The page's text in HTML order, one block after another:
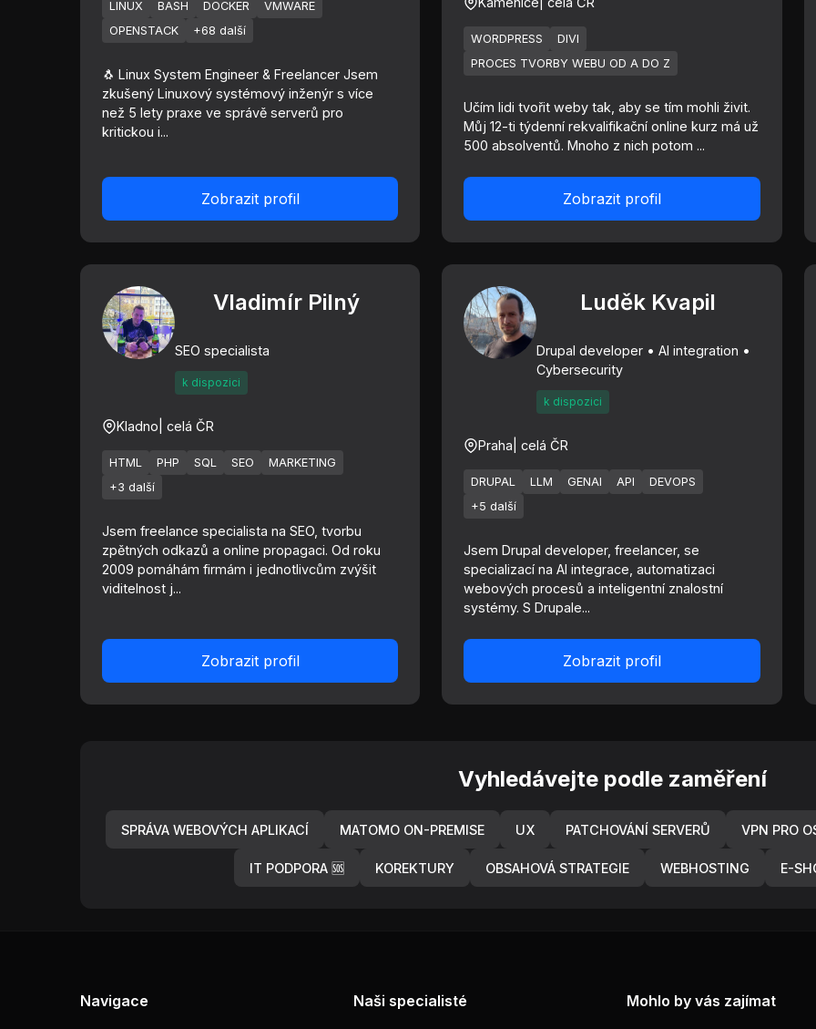
LINUX BASH DOCKER
VMWARE
OPENSTACK
+68 další
🐧 Linux System Engineer & Freelancer Jsem
zkušený Linuxový systémový inženýr s více
než 5 lety praxe ve správě serverů pro
kritickou i...
Zobrazit profil
WORDPRESS
DIVI
PROCES TVORBY WEBU OD A DO Z
Učím lidi tvořit weby tak, aby se tím mohli živit.
Můj 12-ti týdenní rekvalifikační online kurz má už
500 absolventů. Mnoho z nich potom ...
Zobrazit profil
Vladimír Pilný
SEO specialista
k dispozici
Kladno | celá ČR
HTML PHP SQL SEO
MARKETING
+3 další
Jsem freelance specialista na SEO, tvorbu
zpětných odkazů a online propagaci. Od roku
2009 pomáhám firmám i jednotlivcům zvýšit
viditelnost j...
Zobrazit profil
Luděk Kvapil
Drupal developer • AI integration •
Cybersecurity
k dispozici
Praha | celá ČR
DRUPAL LLM GENAI API
DEVOPS
+5 další
Jsem Drupal developer, freelancer, se
specializací na AI integrace, automatizaci
webových procesů a inteligentní znalostní
systémy. S Drupale...
Zobrazit profil
Vyhledávejte podle zaměření
SPRÁVA WEBOVÝCH APLIKACÍ MATOMO ON-PREMISE UX PATCHOVÁNÍ SERVERŮ VPN PRO
IT PODPORA 🆘 KOREKTURY OBSAHOVÁ STRATEGIE WEBHOSTING E-
Navigace Naši specialisté Mohlo by vás zajímat